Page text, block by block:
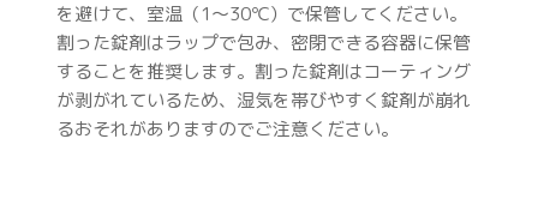
を避けて、室温（1～30℃）で保管してください。
割った錠剤はラップで包み、密閉できる容器に保管
することを推奨します。割った錠剤はコーティング
が剥がれているため、湿気を帯びやすく錠剤が崩れ
るおそれがありますのでご注意ください。